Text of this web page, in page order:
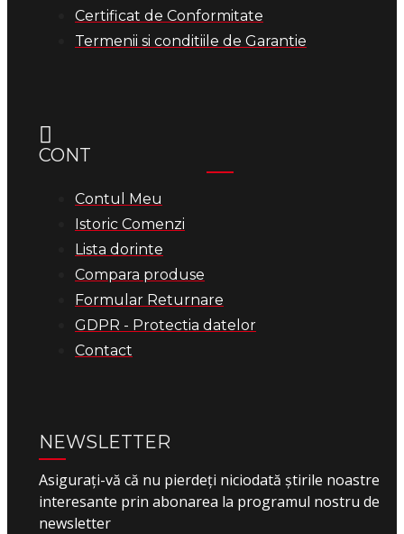
Certificat de Conformitate
Termenii si conditiile de Garantie
CONT
Contul Meu
Istoric Comenzi
Lista dorinte
Compara produse
Formular Returnare
GDPR - Protectia datelor
Contact
NEWSLETTER
Asigurați-vă că nu pierdeți niciodată știrile noastre
interesante prin abonarea la programul nostru de
newsletter